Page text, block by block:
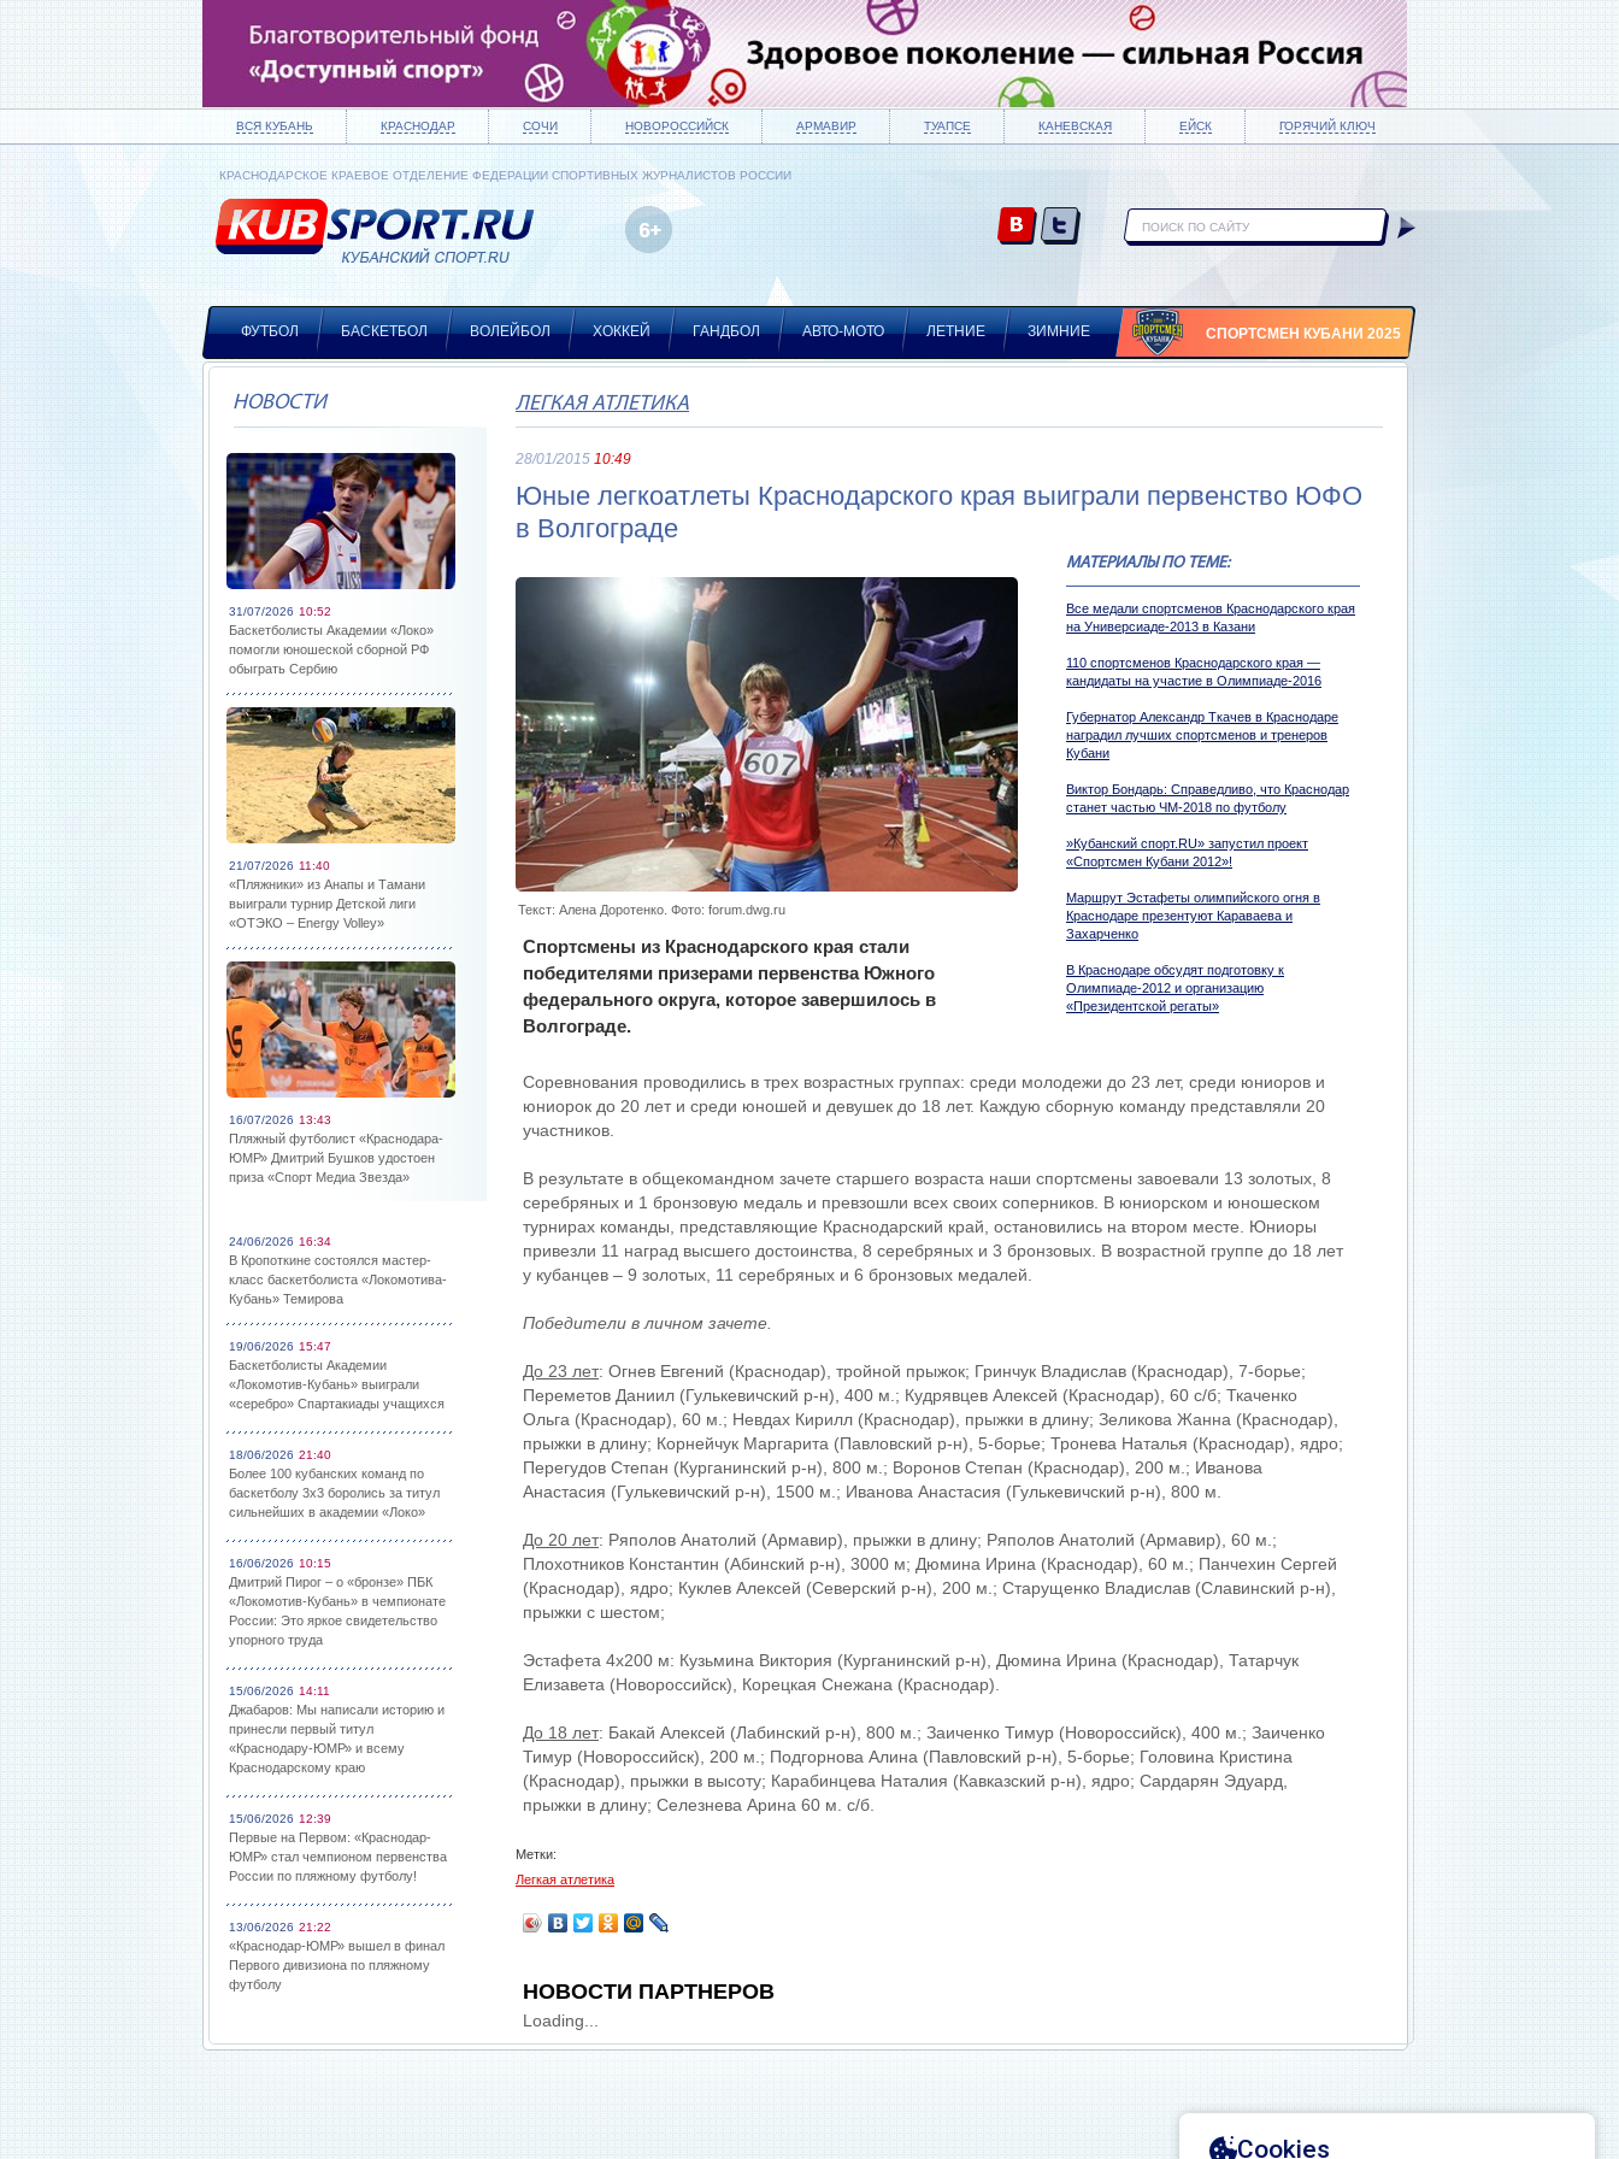
ВСЯ КУБАНЬ КРАСНОДАР СОЧИ НОВОРОССИЙСК АРМАВИР ТУАПСЕ КАНЕВСКАЯ ЕЙСК ГОРЯЧИЙ КЛЮЧ
КРАСНОДАРСКОЕ КРАЕВОЕ ОТДЕЛЕНИЕ ФЕДЕРАЦИИ СПОРТИВНЫХ ЖУРНАЛИСТОВ РОССИИ
ФУТБОЛ БАСКЕТБОЛ ВОЛЕЙБОЛ ХОККЕЙ ГАНДБОЛ АВТО-МОТО ЛЕТНИЕ ЗИМНИЕ СПОРТСМЕН КУБАНИ 2025
НОВОСТИ
31/07/2026 10:52
Баскетболисты Академии «Локо»
помогли юношеской сборной РФ
обыграть Сербию
21/07/2026 11:40
«Пляжники» из Анапы и Тамани
выиграли турнир Детской лиги
«ОТЭКО – Energy Volley»
16/07/2026 13:43
Пляжный футболист «Краснодара-
ЮМР» Дмитрий Бушков удостоен
приза «Спорт Медиа Звезда»
24/06/2026 16:34
В Кропоткине состоялся мастер-
класс баскетболиста «Локомотива-
Кубань» Темирова
19/06/2026 15:47
Баскетболисты Академии
«Локомотив-Кубань» выиграли
«серебро» Спартакиады учащихся
18/06/2026 21:40
Более 100 кубанских команд по
баскетболу 3х3 боролись за титул
сильнейших в академии «Локо»
16/06/2026 10:15
Дмитрий Пирог – о «бронзе» ПБК
«Локомотив-Кубань» в чемпионате
России: Это яркое свидетельство
упорного труда
15/06/2026 14:11
Джабаров: Мы написали историю и
принесли первый титул
«Краснодару-ЮМР» и всему
Краснодарскому краю
15/06/2026 12:39
Первые на Первом: «Краснодар-
ЮМР» стал чемпионом первенства
России по пляжному футболу!
13/06/2026 21:22
«Краснодар-ЮМР» вышел в финал
Первого дивизиона по пляжному
футболу
ЛЕГКАЯ АТЛЕТИКА
28/01/2015 10:49
Юные легкоатлеты Краснодарского края выиграли первенство ЮФО
в Волгограде
МАТЕРИАЛЫ ПО ТЕМЕ:
Все медали спортсменов Краснодарского края
на Универсиаде-2013 в Казани
110 спортсменов Краснодарского края —
кандидаты на участие в Олимпиаде-2016
Губернатор Александр Ткачев в Краснодаре
наградил лучших спортсменов и тренеров
Кубани
Виктор Бондарь: Справедливо, что Краснодар
станет частью ЧМ-2018 по футболу
»Кубанский спорт.RU» запустил проект
«Спортсмен Кубани 2012»!
Маршрут Эстафеты олимпийского огня в
Краснодаре презентуют Караваева и
Захарченко
В Краснодаре обсудят подготовку к
Олимпиаде-2012 и организацию
«Президентской регаты»
Текст: Алена Доротенко. Фото: forum.dwg.ru
Спортсмены из Краснодарского края стали
победителями призерами первенства Южного
федерального округа, которое завершилось в
Волгограде.
Соревнования проводились в трех возрастных группах: среди молодежи до 23 лет, среди юниоров и
юниорок до 20 лет и среди юношей и девушек до 18 лет. Каждую сборную команду представляли 20
участников.
В результате в общекомандном зачете старшего возраста наши спортсмены завоевали 13 золотых, 8
серебряных и 1 бронзовую медаль и превзошли всех своих соперников. В юниорском и юношеском
турнирах команды, представляющие Краснодарский край, остановились на втором месте. Юниоры
привезли 11 наград высшего достоинства, 8 серебряных и 3 бронзовых. В возрастной группе до 18 лет
у кубанцев – 9 золотых, 11 серебряных и 6 бронзовых медалей.
Победители в личном зачете.
До 23 лет: Огнев Евгений (Краснодар), тройной прыжок; Гринчук Владислав (Краснодар), 7-борье;
Переметов Даниил (Гулькевичский р-н), 400 м.; Кудрявцев Алексей (Краснодар), 60 с/б; Ткаченко
Ольга (Краснодар), 60 м.; Невдах Кирилл (Краснодар), прыжки в длину; Зеликова Жанна (Краснодар),
прыжки в длину; Корнейчук Маргарита (Павловский р-н), 5-борье; Тронева Наталья (Краснодар), ядро;
Перегудов Степан (Курганинский р-н), 800 м.; Воронов Степан (Краснодар), 200 м.; Иванова
Анастасия (Гулькевичский р-н), 1500 м.; Иванова Анастасия (Гулькевичский р-н), 800 м.
До 20 лет: Ряполов Анатолий (Армавир), прыжки в длину; Ряполов Анатолий (Армавир), 60 м.;
Плохотников Константин (Абинский р-н), 3000 м; Дюмина Ирина (Краснодар), 60 м.; Панчехин Сергей
(Краснодар), ядро; Куклев Алексей (Северский р-н), 200 м.; Старущенко Владислав (Славинский р-н),
прыжки с шестом;
Эстафета 4x200 м: Кузьмина Виктория (Курганинский р-н), Дюмина Ирина (Краснодар), Татарчук
Елизавета (Новороссийск), Корецкая Снежана (Краснодар).
До 18 лет: Бакай Алексей (Лабинский р-н), 800 м.; Заиченко Тимур (Новороссийск), 400 м.; Заиченко
Тимур (Новороссийск), 200 м.; Подгорнова Алина (Павловский р-н), 5-борье; Головина Кристина
(Краснодар), прыжки в высоту; Карабинцева Наталия (Кавказский р-н), ядро; Сардарян Эдуард,
прыжки в длину; Селезнева Арина 60 м. с/б.
Метки:
Легкая атлетика
НОВОСТИ ПАРТНЕРОВ
Loading...